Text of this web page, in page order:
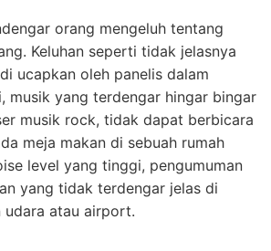
orang mengeluh tentang
Keluhan seperti tidak jelasnya
ucapkan oleh panelis dalam
musik yang terdengar hingar bingar
musik rock, tidak dapat berbicara
meja makan di sebuah rumah
level yang tinggi, pengumuman
yang tidak terdengar jelas di
udara atau airport.